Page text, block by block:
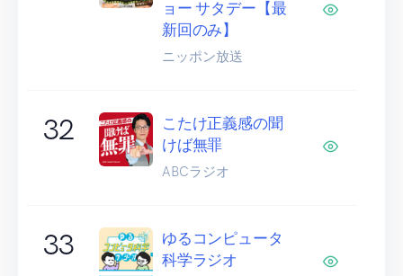
ョー サタデー【最
新回のみ】
ニッポン放送
32
こたけ正義感の聞
けば無罪
ABCラジオ
33
ゆるコンピュータ
科学ラジオ